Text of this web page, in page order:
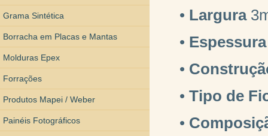
Grama Sintética
Borracha em Placas e Mantas
Molduras Epex
Forrações
Produtos Mapei / Weber
Painéis Fotográficos
• Largura
• Espessura
•
• Tipo de
•